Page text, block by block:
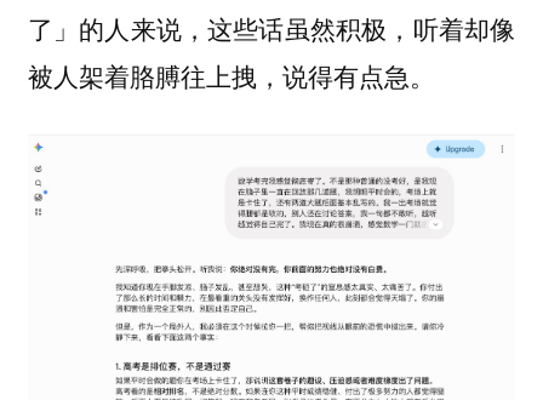
了」的人来说，这些话虽然积极，听着却像
被人架着胳膊往上拽，说得有点急。